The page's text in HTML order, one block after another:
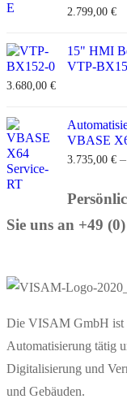
2.799,00 €
15" HMI
VTP-
3.680,00 €
VBASE
3.735,00 € –
Sie uns an +49
Die VISAM GmbH ist
Automatisierung tätig
Digitalisierung und
und Gebäuden.